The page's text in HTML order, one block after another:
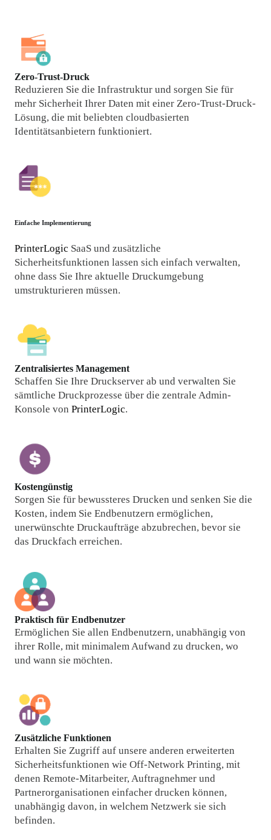
Zero-Trust-Druck
Reduzieren Sie die Infrastruktur und sorgen Sie für
mehr Sicherheit Ihrer Daten mit einer Zero-Trust-Druck-
Lösung, die mit beliebten cloudbasierten
Identitätsanbietern funktioniert.
Einfache Implementierung
PrinterLogic SaaS und zusätzliche
Sicherheitsfunktionen lassen sich einfach verwalten,
ohne dass Sie Ihre aktuelle Druckumgebung
umstrukturieren müssen.
Zentralisiertes Management
Schaffen Sie Ihre Druckserver ab und verwalten Sie
sämtliche Druckprozesse über die zentrale Admin-
Konsole von PrinterLogic.
Kostengünstig
Sorgen Sie für bewussteres Drucken und senken Sie die
Kosten, indem Sie Endbenutzern ermöglichen,
unerwünschte Druckaufträge abzubrechen, bevor sie
das Druckfach erreichen.
Praktisch für Endbenutzer
Ermöglichen Sie allen Endbenutzern, unabhängig von
ihrer Rolle, mit minimalem Aufwand zu drucken, wo
und wann sie möchten.
Zusätzliche Funktionen
Erhalten Sie Zugriff auf unsere anderen erweiterten
Sicherheitsfunktionen wie Off-Network Printing, mit
denen Remote-Mitarbeiter, Auftragnehmer und
Partnerorganisationen einfacher drucken können,
unabhängig davon, in welchem Netzwerk sie sich
befinden.